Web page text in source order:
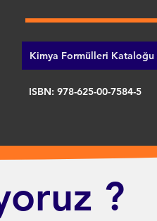
Kimya Formülleri Kataloğu
ISBN: 978-625-00-7584-5
?